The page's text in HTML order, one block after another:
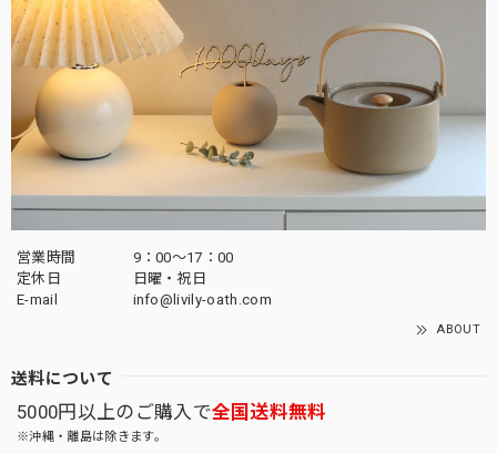
営業時間
9：00～17：00
定休日
日曜・祝日
E-mail
info@livily-oath.com
ABOUT
送料について
5000円以上のご購入で全国送料無料
※沖縄・離島は除きます。